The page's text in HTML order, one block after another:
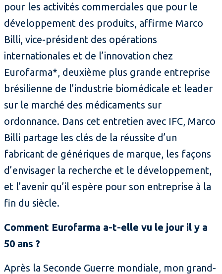
pour les activités commerciales que pour le
développement des produits, affirme Marco
Billi, vice-président des opérations
internationales et de l’innovation chez
Eurofarma*, deuxième plus grande entreprise
brésilienne de l’industrie biomédicale et leader
sur le marché des médicaments sur
ordonnance. Dans cet entretien avec IFC, Marco
Billi partage les clés de la réussite d’un
fabricant de génériques de marque, les façons
d’envisager la recherche et le développement,
et l’avenir qu’il espère pour son entreprise à la
fin du siècle.
Comment Eurofarma a-t-elle vu le jour il y a
50 ans ?
Après la Seconde Guerre mondiale, mon grand-